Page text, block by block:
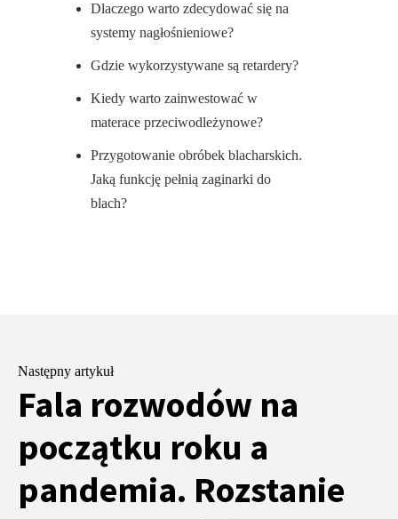
Dlaczego warto zdecydować się na
systemy nagłośnieniowe?
Gdzie wykorzystywane są retardery?
Kiedy warto zainwestować w
materace przeciwodleżynowe?
Przygotowanie obróbek blacharskich.
Jaką funkcję pełnią zaginarki do
blach?
Następny artykuł
Fala rozwodów na
początku roku a
pandemia. Rozstanie